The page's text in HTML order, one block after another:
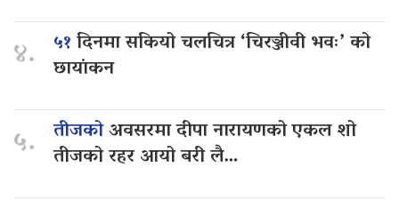
४. ५१दिनमा सकियो चलचित्र ‘चिरञ्जीवी भवः’ को
छायांकन
५. तीजकोअवसरमा दीपा नारायणको एकल शो
तीजको रहर आयो बरी लै…